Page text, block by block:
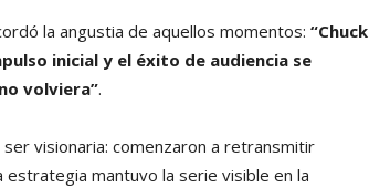
la angustia de aquellos momentos: “Chuck
inicial y el éxito de audiencia se
volviera”.
visionaria: comenzaron a retransmitir
mantuvo la serie visible en la